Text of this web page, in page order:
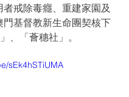
戒除毒癮、重建家園及
門基督教新生命團契核下
、「薈穗社」。
sEk4hSTiUMA